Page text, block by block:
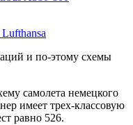
и по-этому схемы
самолета немецкого
имеет трех-классовую
равно 526.